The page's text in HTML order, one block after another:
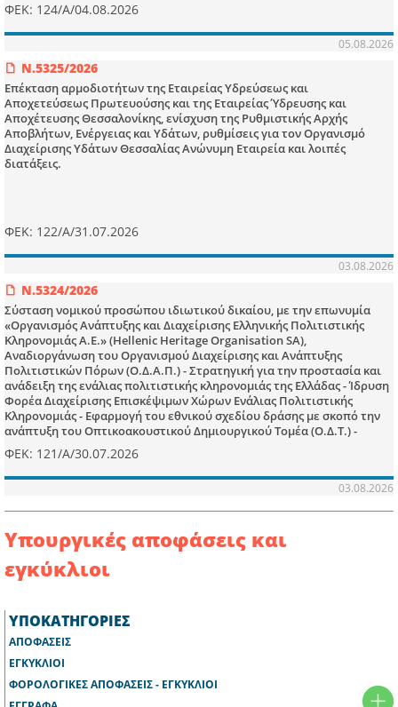
ΦΕΚ: 124/Α/04.08.2026
05.08.2026
Ν.5325/2026
Επέκταση αρμοδιοτήτων της Εταιρείας Υδρεύσεως και
Αποχετεύσεως Πρωτευούσης και της Εταιρείας Ύδρευσης και
Αποχέτευσης Θεσσαλονίκης, ενίσχυση της Ρυθμιστικής Αρχής
Αποβλήτων, Ενέργειας και Υδάτων, ρυθμίσεις για τον Οργανισμό
Διαχείρισης Υδάτων Θεσσαλίας Ανώνυμη Εταιρεία και λοιπές
διατάξεις.
ΦΕΚ: 122/Α/31.07.2026
03.08.2026
Ν.5324/2026
Σύσταση νομικού προσώπου ιδιωτικού δικαίου, με την επωνυμία
«Οργανισμός Ανάπτυξης και Διαχείρισης Ελληνικής Πολιτιστικής
Κληρονομιάς Α.Ε.» (Hellenic Heritage Organisation SA),
Αναδιοργάνωση του Οργανισμού Διαχείρισης και Ανάπτυξης
Πολιτιστικών Πόρων (Ο.Δ.Α.Π.) - Στρατηγική για την προστασία και
ανάδειξη της ενάλιας πολιτιστικής κληρονομιάς της Ελλάδας - Ίδρυση
Φορέα Διαχείρισης Επισκέψιμων Χώρων Ενάλιας Πολιτιστικής
Κληρονομιάς - Εφαρμογή του εθνικού σχεδίου δράσης με σκοπό την
ανάπτυξη του Οπτικοακουστικού Δημιουργικού Τομέα (Ο.Δ.Τ.) -
Ρυθμίσεις για την προστασία των αρχαιοτήτων και της πολιτιστικής
κληρονομιάς - Διαχείριση και διανομή αδιάθετων ποσών
πνευματικών δικαιωμάτων - Θέματα Οργανισμού Πνευματικής
Ιδιοκτησίας και άλλων εποπτευόμενων φορέων του Υπουργείου
ΦΕΚ: 121/Α/30.07.2026
03.08.2026
Υπουργικές αποφάσεις και
εγκύκλιοι
ΥΠΟΚΑΤΗΓΟΡΙΕΣ
ΑΠΟΦΑΣΕΙΣ
ΕΓΚΥΚΛΙΟΙ
ΦΟΡΟΛΟΓΙΚΕΣ ΑΠΟΦΑΣΕΙΣ - ΕΓΚΥΚΛΙΟΙ